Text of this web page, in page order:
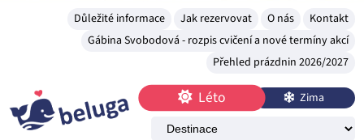
Důležité informace Jak rezervovat O nás
Kontakt
Gábina Svobodová - rozpis cvičení a nové termíny akcí
Přehled prázdnin 2026/2027
Léto Zima